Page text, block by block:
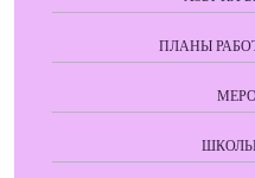
ПЛАНЫ